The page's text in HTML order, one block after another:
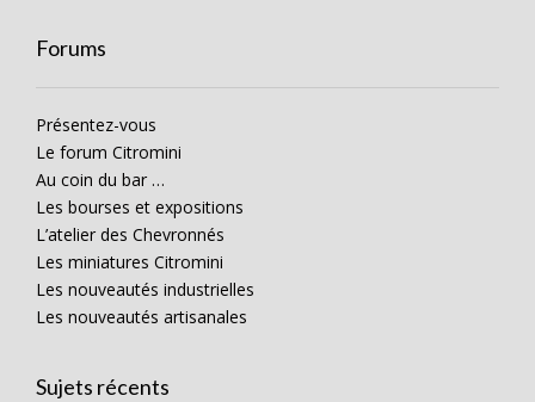
Forums
Présentez-vous
Le forum Citromini
Au coin du bar …
Les bourses et expositions
L’atelier des Chevronnés
Les miniatures Citromini
Les nouveautés industrielles
Les nouveautés artisanales
Sujets récents